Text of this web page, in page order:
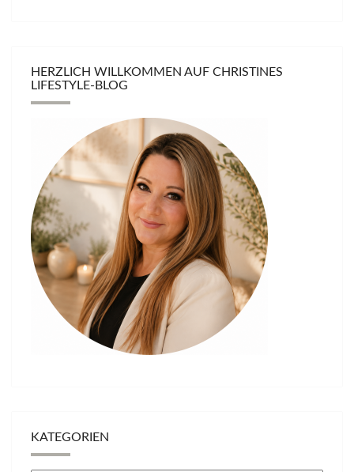
HERZLICH WILLKOMMEN AUF CHRISTINES
LIFESTYLE-BLOG
KATEGORIEN